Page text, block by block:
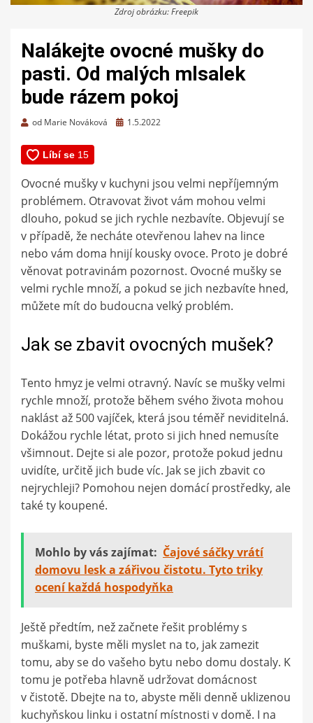
Zdroj obrázku: Freepik
Nalákejte ovocné mušky do
pasti. Od malých mlsalek
bude rázem pokoj
od Marie Nováková
Zveřejněno
1.5.2022
Ovocné mušky v kuchyni jsou velmi nepříjemným
problémem. Otravovat život vám mohou velmi
dlouho, pokud se jich rychle nezbavíte. Objevují se
v případě, že necháte otevřenou lahev na lince
nebo vám doma hnijí kousky ovoce. Proto je dobré
věnovat potravinám pozornost. Ovocné mušky se
velmi rychle množí, a pokud se jich nezbavíte hned,
můžete mít do budoucna velký problém.
Jak se zbavit ovocných mušek?
Tento hmyz je velmi otravný. Navíc se mušky velmi
rychle množí, protože během svého života mohou
naklást až 500 vajíček, která jsou téměř neviditelná.
Dokážou rychle létat, proto si jich hned nemusíte
všimnout. Dejte si ale pozor, protože pokud jednu
uvidíte, určitě jich bude víc. Jak se jich zbavit co
nejrychleji? Pomohou nejen domácí prostředky, ale
také ty koupené.
Mohlo by vás zajímat: Čajové sáčky vrátí
domovu lesk a zářivou čistotu. Tyto triky
ocení každá hospodyňka
Ještě předtím, než začnete řešit problémy s
muškami, byste měli myslet na to, jak zamezit
tomu, aby se do vašeho bytu nebo domu dostaly. K
tomu je potřeba hlavně udržovat domácnost
v čistotě. Dbejte na to, abyste měli denně uklizenou
kuchyňskou linku i ostatní místnosti v domě. I na